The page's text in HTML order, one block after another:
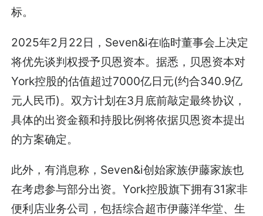
标。
2025年2月22日，Seven&i在临时董事会上决定
将优先谈判权授予贝恩资本。据悉，贝恩资本对
York控股的估值超过7000亿日元(约合340.9亿
元人民币)。双方计划在3月底前敲定最终协议，
具体的出资金额和持股比例将依据贝恩资本提出
的方案确定。
此外，有消息称，Seven&i创始家族伊藤家族也
在考虑参与部分出资。York控股旗下拥有31家非
便利店业务公司，包括综合超市伊藤洋华堂、生